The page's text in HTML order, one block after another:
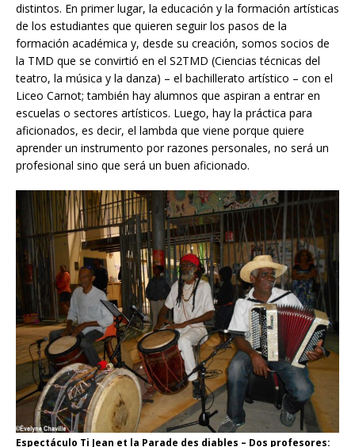
distintos. En primer lugar, la educación y la formación artísticas
de los estudiantes que quieren seguir los pasos de la
formación académica y, desde su creación, somos socios de
la TMD que se convirtió en el S2TMD (Ciencias técnicas del
teatro, la música y la danza) – el bachillerato artístico – con el
Liceo Carnot; también hay alumnos que aspiran a entrar en
escuelas o sectores artísticos. Luego, hay la práctica para
aficionados, es decir, el lambda que viene porque quiere
aprender un instrumento por razones personales, no será un
profesional sino que será un buen aficionado.
Espectáculo Ti Jean et la Parade des diables – Dos profesores: